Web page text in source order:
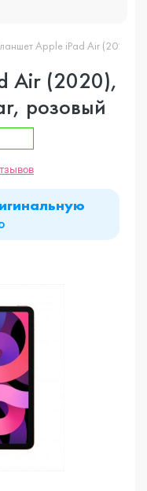
Apple iPad Air (2020),
Air (2020),
розовый